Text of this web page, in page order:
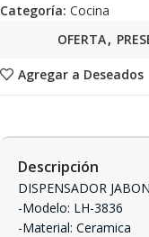
Agregar a Deseados
Categoría: Cocina
OFERTA,
Descripción
DISPENSADOR
-Modelo: LH-3836
-Material: Ceramica